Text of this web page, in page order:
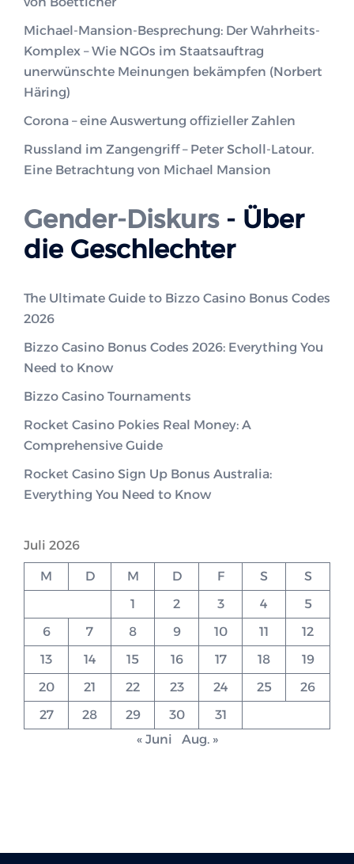
Michael-Mansion-Besprechung: Der Wahrheits-
Komplex – Wie NGOs im Staatsauftrag
unerwünschte Meinungen bekämpfen (Norbert
Häring)
Corona – eine Auswertung offizieller Zahlen
Russland im Zangengriff – Peter Scholl-Latour.
Eine Betrachtung von Michael Mansion
Gender-Diskurs- Über
die Geschlechter
The Ultimate Guide to Bizzo Casino Bonus Codes
2026
Bizzo Casino Bonus Codes 2026: Everything You
Need to Know
Bizzo Casino Tournaments
Rocket Casino Pokies Real Money: A
Comprehensive Guide
Rocket Casino Sign Up Bonus Australia:
Everything You Need to Know
Juli 2026
M D M D F S
S
1
2 3 4
5
6
7 8 9 10 11
12
13
14 15 16 17 18
19
20
21 22 23 24 25
26
27
28 29 30
31
« Juni
Aug. »